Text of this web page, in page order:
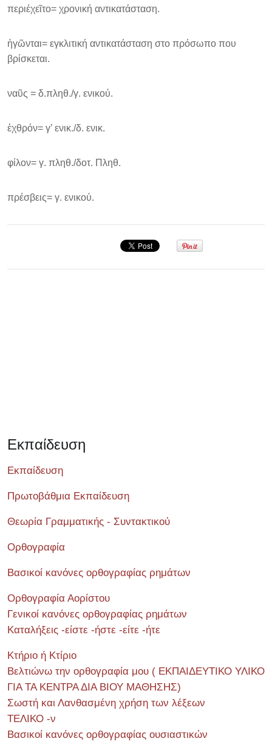
περιέχεῖτο= χρονική αντικατάσταση.
ἡγῶνται= εγκλιτική αντικατάσταση στο πρόσωπο που
βρίσκεται.
ναῦς = δ.πληθ./γ. ενικού.
ἐχθρόν= γ’ ενικ./δ. ενικ.
φίλον= γ. πληθ./δοτ. Πληθ.
πρέσβεις= γ. ενικού.
Εκπαίδευση
Εκπαίδευση
Πρωτοβάθμια Εκπαίδευση
Θεωρία Γραμματικής - Συντακτικού
Ορθογραφία
Βασικοί κανόνες ορθογραφίας ρημάτων
Ορθογραφία Αορίστου
Γενικοί κανόνες ορθογραφίας ρημάτων
Καταλήξεις -είστε -ήστε -είτε -ήτε
Κτήριο ή Κτίριο
Βελτιώνω την ορθογραφία μου ( ΕΚΠΑΙΔΕΥΤΙΚΟ ΥΛΙΚΟ
ΓΙΑ ΤΑ ΚΕΝΤΡΑ ΔΙΑ ΒΙΟΥ ΜΑΘΗΣΗΣ)
Σωστή και Λανθασμένη χρήση των λέξεων
ΤΕΛΙΚΟ -ν
Βασικοί κανόνες ορθογραφίας ουσιαστικών